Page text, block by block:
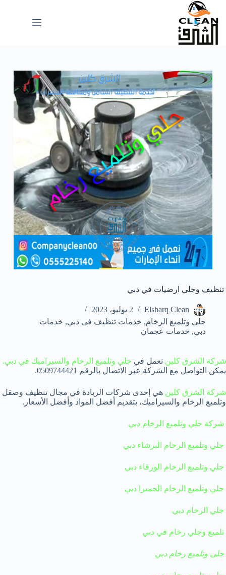
التجاوز
المحتوى
تنظيف وجلي ارضيات في دبي
Elsharq Clean
2 يوليو، 2023
جلي وتلميع الرخام, خدمات تنظيف فى دبي, خدمات
دبي, خدمات عجمان
شركة الشرق كلين تعمل في جلي وتلميع الرخام والسيراميك في دبي.
يمكن التواصل مع الشركة عبر الاتصال بالرقم 0509744421.
شركة الشرق كلين هي إحدى شركات الريادة في مجال تنظيف وصقل
وتلميع الرخام والسيراميك، بتقديم أفضل المواد وأفضل الأسعار.
شركة جلي وتلميع الرخام دبي
جلي وتلميع الرخام البرشاء دبي
جلي وتلميع الرخام الورقاء دبي
جلي وتلميع الرخام الجميرا دبي
جلي الرخام دبي
تلميع وجلي رخام في دبي
جلى وتلميع رخام دبي